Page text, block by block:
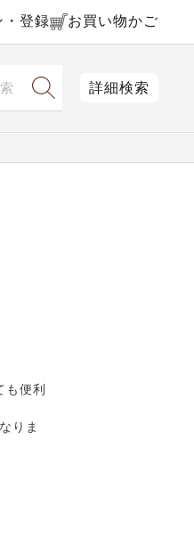
・登録 お買い物かご
詳細検索
便利
りま